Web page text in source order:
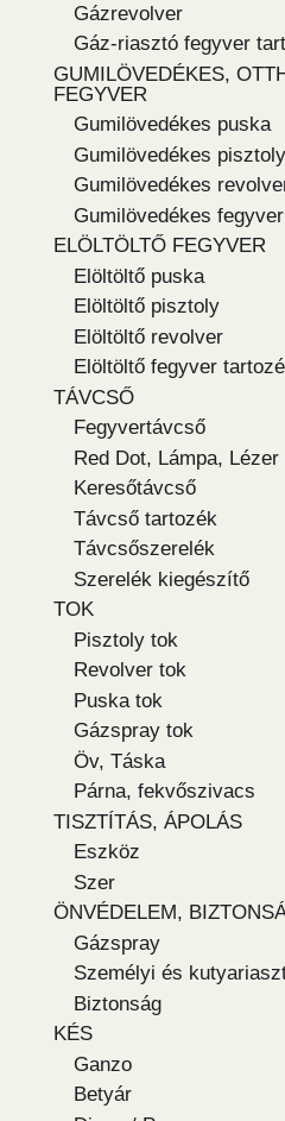
Gázrevolver
Gáz-riasztó fegyver
GUMILÖVEDÉKES,
FEGYVER
Gumilövedékes puska
Gumilövedékes pisztoly
Gumilövedékes
Gumilövedékes
ELÖLTÖLTŐ FEGYVER
Elöltöltő puska
Elöltöltő pisztoly
Elöltöltő revolver
Elöltöltő fegyver
TÁVCSŐ
Fegyvertávcső
Red Dot, Lámpa, Lézer
Keresőtávcső
Távcső tartozék
Távcsőszerelék
Szerelék kiegészítő
TOK
Pisztoly tok
Revolver tok
Puska tok
Gázspray tok
Öv, Táska
Párna, fekvőszivacs
TISZTÍTÁS, ÁPOLÁS
Eszköz
Szer
ÖNVÉDELEM,
Gázspray
Személyi és
Biztonság
KÉS
Ganzo
Betyár